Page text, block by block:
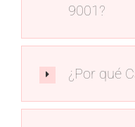
9001?
¿Por qué